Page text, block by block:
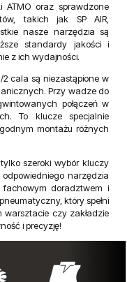
ATMO oraz sprawdzone
takich jak SP AIR,
nasze narzędzia są
standardy jakości i
z ich wydajności.
cala są niezastąpione w
Przy wadze do
połączeń w
To klucze specjalnie
montażu różnych
szeroki wybór kluczy
narzędzia
fachowym doradztwem i
który spełni
warsztacie czy zakładzie
i precyzję!